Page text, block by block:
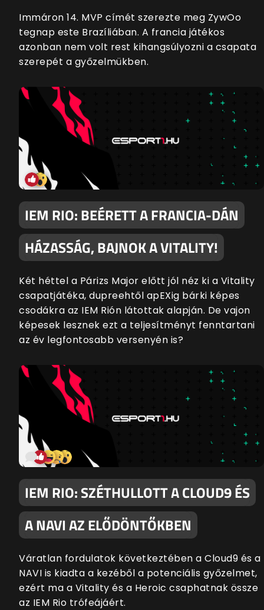
Immáron 14. MVP címét szerezte meg ZywOo
tegnap este Brazíliában. A francia játékos
azonban nem volt rest kihangsúlyozni a csapata
szerepét a győzelmükben.
IEM RIO: BEÉRETT A FRANCIA-DÁN
HÁZASSÁG, BAJNOK A VITALITY!
Két héttel a Párizs Major előtt jól néz ki a Vitality
csapatjátéka, dupreehtől apEXig bárki képes
csodákra az IEM Rión látottak alapján. De vajon
képesek lesznek ezt a teljesítményt fenntartani
az év legfontosabb versenyén is?
IEM RIO: SZÉTHULLOTT A CLOUD9 ÉS
A NAVI AZ ELŐDÖNTŐKBEN
Váratlan fordulatok következtében a Cloud9 és a
NAVI is kiadta a kezéből a potenciális győzelmet,
ezért ma a Vitality és a Heroic csaphatnak össze
az IEM Rio trófeájáért.